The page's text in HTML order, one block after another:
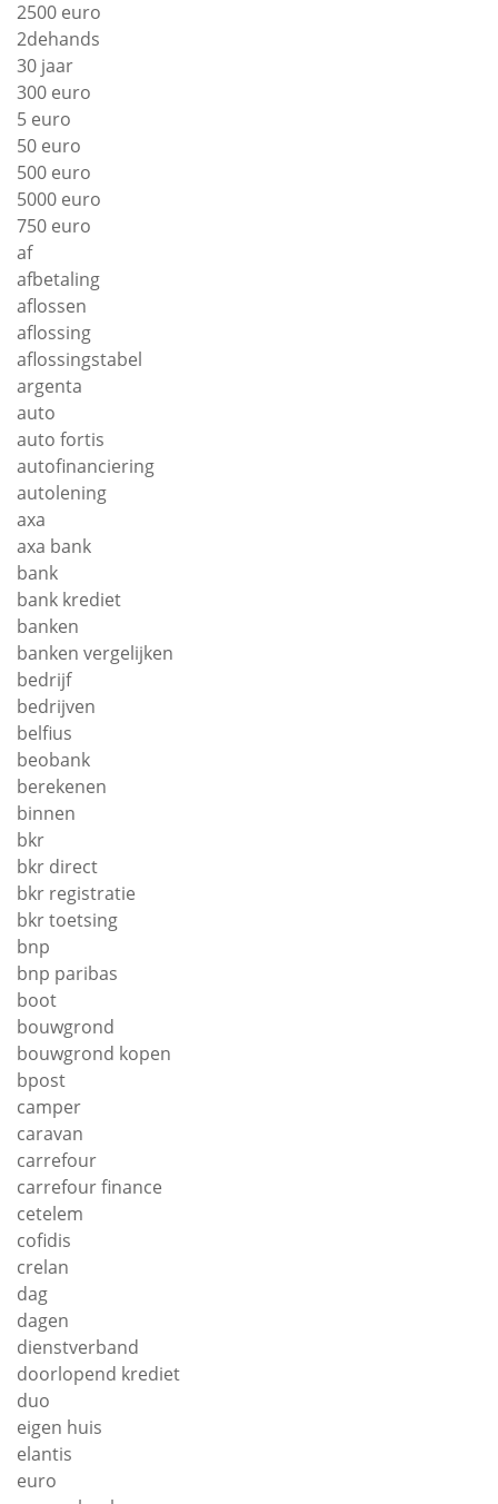
2500 euro
2dehands
30 jaar
300 euro
5 euro
50 euro
500 euro
5000 euro
750 euro
af
afbetaling
aflossen
aflossing
aflossingstabel
argenta
auto
auto fortis
autofinanciering
autolening
axa
axa bank
bank
bank krediet
banken
banken vergelijken
bedrijf
bedrijven
belfius
beobank
berekenen
binnen
bkr
bkr direct
bkr registratie
bkr toetsing
bnp
bnp paribas
boot
bouwgrond
bouwgrond kopen
bpost
camper
caravan
carrefour
carrefour finance
cetelem
cofidis
crelan
dag
dagen
dienstverband
doorlopend krediet
duo
eigen huis
elantis
euro